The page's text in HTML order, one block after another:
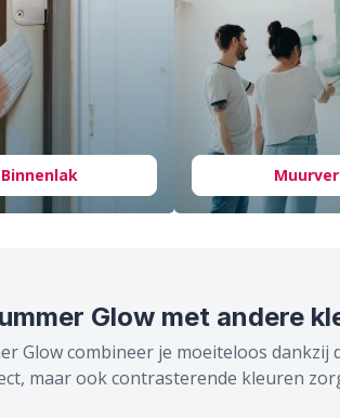
Binnenlak
Glow met andere
Glow combineer je moeiteloos
maar ook contrasterende kleuren